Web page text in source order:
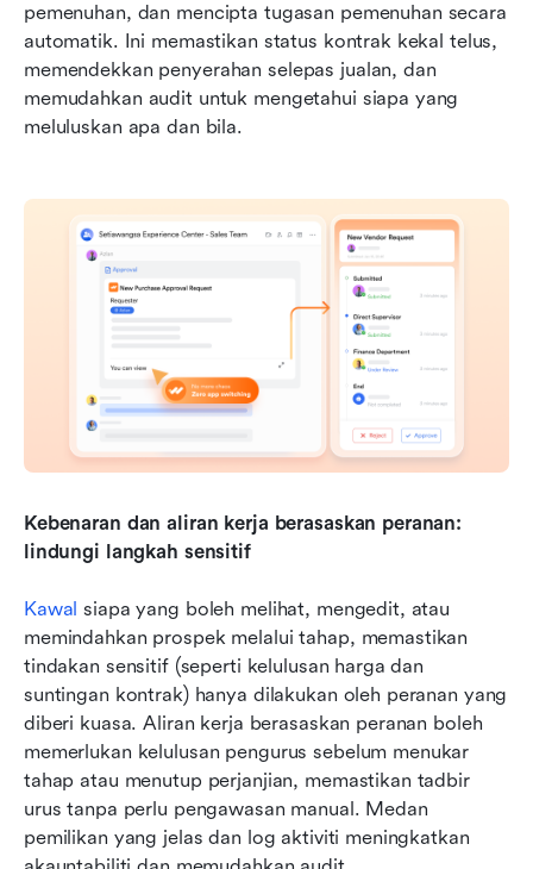
pemenuhan, dan mencipta tugasan pemenuhan secara
automatik. Ini memastikan status kontrak kekal telus,
memendekkan penyerahan selepas jualan, dan
memudahkan audit untuk mengetahui siapa yang
meluluskan apa dan bila.
Kebenaran dan aliran kerja berasaskan peranan:
lindungi langkah sensitif
Kawal siapa yang boleh melihat, mengedit, atau
memindahkan prospek melalui tahap, memastikan
tindakan sensitif (seperti kelulusan harga dan
suntingan kontrak) hanya dilakukan oleh peranan yang
diberi kuasa. Aliran kerja berasaskan peranan boleh
memerlukan kelulusan pengurus sebelum menukar
tahap atau menutup perjanjian, memastikan tadbir
urus tanpa perlu pengawasan manual. Medan
pemilikan yang jelas dan log aktiviti meningkatkan